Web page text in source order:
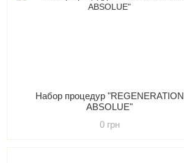
Набор процедур "REGENERATION
ABSOLUE"
0 грн